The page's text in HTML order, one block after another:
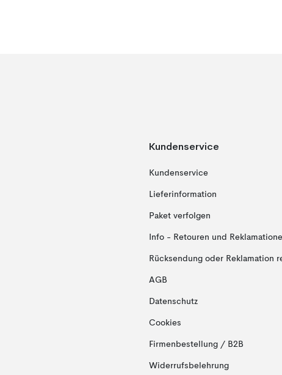
Kundenservice
Kundenservice
Lieferinformation
Paket verfolgen
Info - Retouren und
Rücksendung oder Reklamation
AGB
Datenschutz
Cookies
Firmenbestellung / B2B
Widerrufsbelehrung